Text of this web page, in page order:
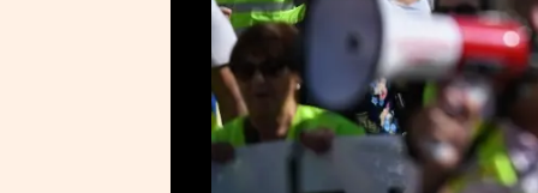
este sábado en Madrid para
respecto al incremento del IPC
60% del salario medio.
Un total de 15.000